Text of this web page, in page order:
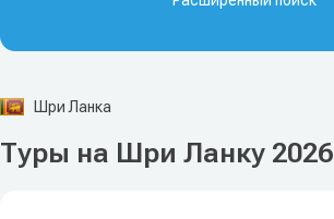
Шри Ланка
Туры на Шри Ланку 2026